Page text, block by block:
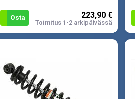
yläpään osat. Sopii Polaris
Osta 223,90 €
Toimitus 1-2 arkipäivässä